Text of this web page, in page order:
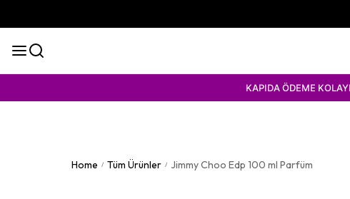
KAPIDA ÖDEME KOLAYLIĞI | 1 ALANA
Home / Tüm Ürünler / Jimmy Choo Edp 100 ml Parfüm